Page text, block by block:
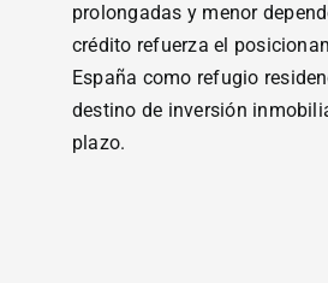
prolongadas y menor
crédito refuerza el
España como refugio
destino de inversión
plazo.